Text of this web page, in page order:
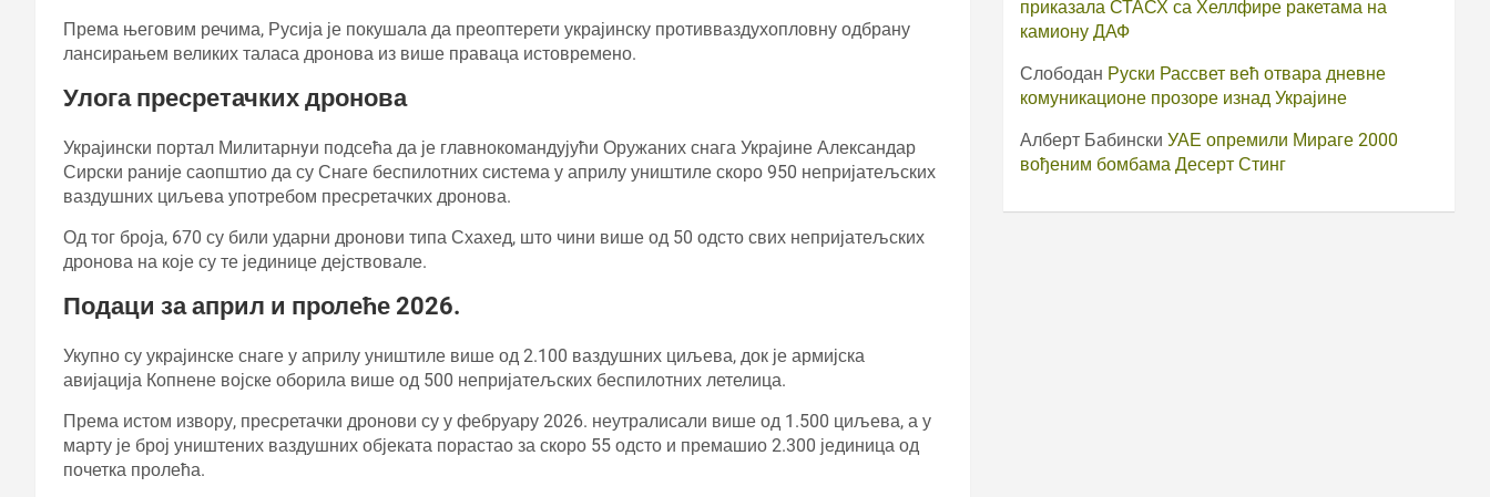
Према његовим речима, Русија је покушала да преоптерети украјинску противваздухопловну одбрану
лансирањем великих таласа дронова из више праваца истовремено.
Улога пресретачких дронова
Украјински портал Милитарнyи подсећа да је главнокомандујући Оружаних снага Украјине Александар
Сирски раније саопштио да су Снаге беспилотних система у априлу уништиле скоро 950 непријатељских
ваздушних циљева употребом пресретачких дронова.
Од тог броја, 670 су били ударни дронови типа Схахед, што чини више од 50 одсто свих непријатељских
дронова на које су те јединице дејствовале.
Подаци за април и пролеће 2026.
Укупно су украјинске снаге у априлу уништиле више од 2.100 ваздушних циљева, док је армијска
авијација Копнене војске оборила више од 500 непријатељских беспилотних летелица.
Према истом извору, пресретачки дронови су у фебруару 2026. неутралисали више од 1.500 циљева, а у
марту је број уништених ваздушних објеката порастао за скоро 55 одсто и премашио 2.300 јединица од
почетка пролећа.
приказала СТАСХ са Хеллфире ракетама на
камиону ДАФ
Слободан Руски Рассвет већ отвара дневне
комуникационе прозоре изнад Украјине
Алберт Бабински УАЕ опремили Мираге 2000
вођеним бомбама Десерт Стинг